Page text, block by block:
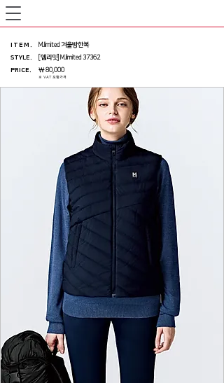
ITEM .
M.limited 겨울방한복
STYLE.
[엠리밋] M.limited 37362
PRICE.
※ VAT 포함가격
￦ 80,000